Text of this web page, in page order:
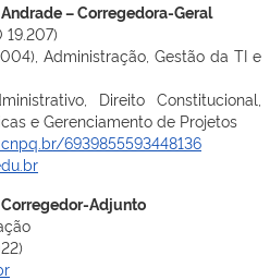
– Corregedora-Geral
Administração, Gestão da TI e
Direito Constitucional,
e Gerenciamento de Projetos
6939855593448136
Corregedor-Adjunto